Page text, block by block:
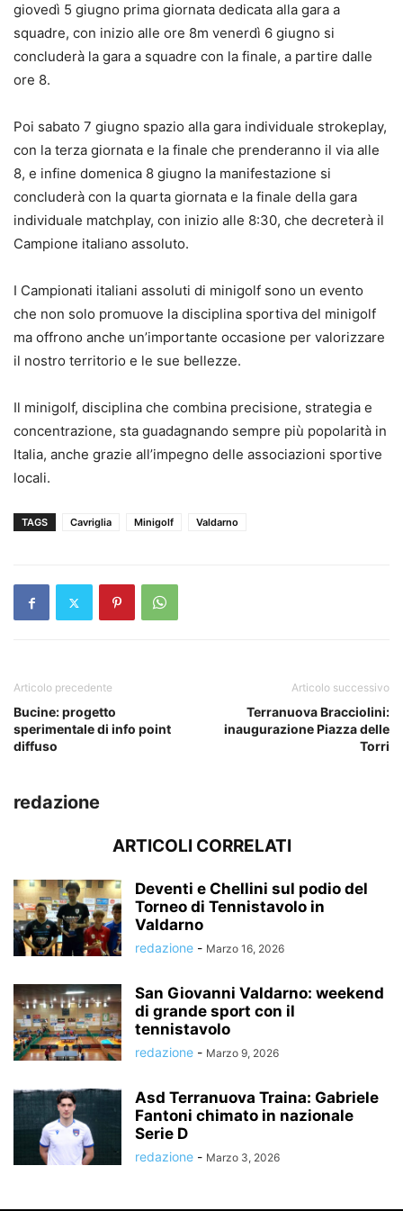
giovedì 5 giugno prima giornata dedicata alla gara a
squadre, con inizio alle ore 8m venerdì 6 giugno si
concluderà la gara a squadre con la finale, a partire dalle
ore 8.
Poi sabato 7 giugno spazio alla gara individuale strokeplay,
con la terza giornata e la finale che prenderanno il via alle
8, e infine domenica 8 giugno la manifestazione si
concluderà con la quarta giornata e la finale della gara
individuale matchplay, con inizio alle 8:30, che decreterà il
Campione italiano assoluto.
I Campionati italiani assoluti di minigolf sono un evento
che non solo promuove la disciplina sportiva del minigolf
ma offrono anche un’importante occasione per valorizzare
il nostro territorio e le sue bellezze.
Il minigolf, disciplina che combina precisione, strategia e
concentrazione, sta guadagnando sempre più popolarità in
Italia, anche grazie all’impegno delle associazioni sportive
locali.
TAGS Cavriglia Minigolf Valdarno
Articolo precedente
Bucine: progetto
sperimentale di info point
diffuso
Articolo successivo
Terranuova Bracciolini:
inaugurazione Piazza delle
Torri
redazione
ARTICOLI CORRELATI
Deventi e Chellini sul podio del
Torneo di Tennistavolo in
Valdarno
redazione - Marzo 16, 2026
San Giovanni Valdarno: weekend
di grande sport con il
tennistavolo
redazione - Marzo 9, 2026
Asd Terranuova Traina: Gabriele
Fantoni chimato in nazionale
Serie D
redazione - Marzo 3, 2026